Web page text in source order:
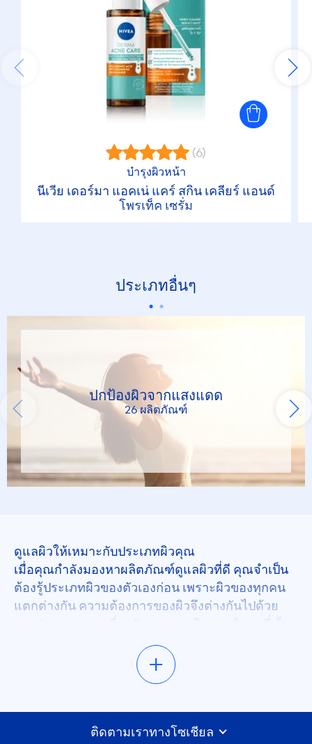
(6)
บำรุงผิวหน้า
นีเวีย เดอร์มา แอคเน่ แคร์ สกิน เคลียร์ แอนด์
โพรเท็ค เซรั่ม
ประเภทอื่นๆ
ปกป้องผิวจากแสงแดด
26 ผลิตภัณฑ์
ดูแลผิวให้เหมาะกับประเภทผิวคุณ
เมื่อคุณกำลังมองหาผลิตภัณฑ์ดูแลผิวที่ดี คุณจำเป็น
ต้องรู้ประเภทผิวของตัวเองก่อน เพราะผิวของทุกคน
แตกต่างกัน ความต้องการของผิวจึงต่างกันไปด้วย
ประโยชน์ในหมวดนี้ แล้วคุณอาจค้นพบบาล์ม น้ำนม
หรือครีมที่เหมาะกับคุณ รวมทั้งเทคนิคการใช้ วิธีการ
และกิจวัตรที่ตรงกับไลฟ์สไตล์ของคุณที่สุด บทความ
ได้ว่าคุณจะดูดีที่สุด พร้อมทั้งรู้สึกดีกับผิวคุณที่สุด
ติดตามเราทางโซเชียล